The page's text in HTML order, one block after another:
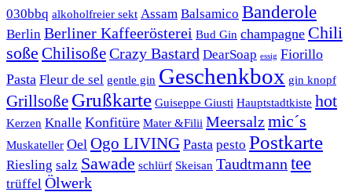
030bbq alkoholfreier sekt Assam Balsamico Banderole
Berlin Berliner Kaffeerösterei Bud Gin champagne Chili
soße ChilisoßeCrazy Bastard DearSoap essig Fiorillo
Pasta Fleur de sel gentle gin Geschenkbox gin knopf
Grillsoße Grußkarte Guiseppe Giusti Hauptstadtkiste hot
Kerzen Knalle Konfitüre Mater &Filii Meersalzmic´s
Muskateller Oel Ogo LIVING Pasta pesto Postkarte
Riesling salz Sawade schlürf Skeisan Taudtmann tee
trüffel Ölwerk